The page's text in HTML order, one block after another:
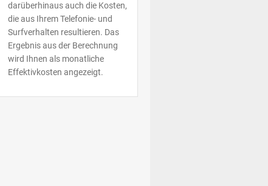
darüberhinaus auch die Kosten,
die aus Ihrem Telefonie- und
Surfverhalten resultieren. Das
Ergebnis aus der Berechnung
wird Ihnen als monatliche
Effektivkosten angezeigt.